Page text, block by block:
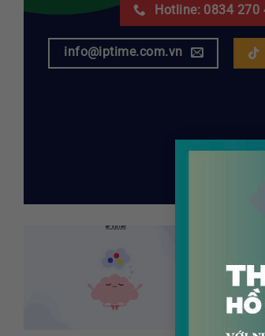
Hotline: 0834 270
info@iptime.com.vn